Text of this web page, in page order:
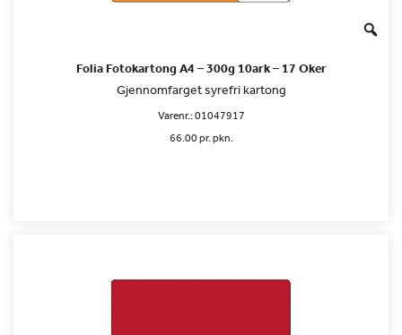
Folia Fotokartong A4 – 300g 10ark – 17 Oker
Gjennomfarget syrefri kartong
Varenr.:01047917
66.00 pr. pkn.